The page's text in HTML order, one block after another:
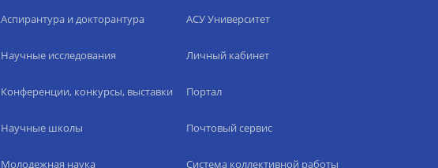
Аспирантура и докторантура
Научные исследования
Конференции, конкурсы, выставки
Научные школы
Молодежная наука
АСУ Университет
Личный кабинет
Портал
Почтовый сервис
Система коллективной работы